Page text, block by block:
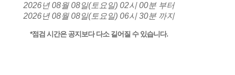
2026년 08월 08일(토요일) 02시 00분 부터
2026년 08월 08일(토요일) 06시 30분 까지
*점검 시간은 공지보다 다소 길어질 수 있습니다.